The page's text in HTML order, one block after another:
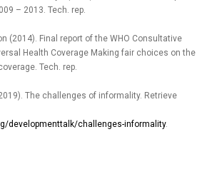
– 2013. Tech. rep.
(2014). Final report of the WHO Consultative
Health Coverage Making fair choices on the
Tech. rep.
The challenges of informality. Retrieve
developmenttalk/challenges-informality.